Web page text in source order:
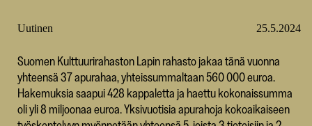
Uutinen 25.5.2024
Suomen Kulttuurirahaston Lapin rahasto jakaa tänä vuonna
yhteensä 37 apurahaa, yhteissummaltaan 560 000 euroa.
Hakemuksia saapui 428 kappaletta ja haettu kokonaissumma
oli yli 8 miljoonaa euroa. Yksivuotisia apurahoja kokoaikaiseen